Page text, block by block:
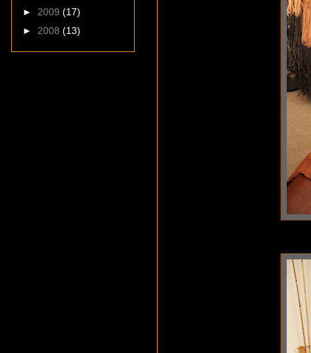
► 2009 (17)
► 2008 (13)